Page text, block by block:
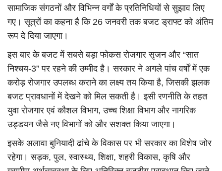
सामाजिक संगठनों और विभिन्न वर्गों के प्रतिनिधियों से सुझाव लिए
गए। सूत्रों का कहना है कि 26 जनवरी तक बजट ड्राफ्ट को अंतिम
रूप दे दिया जाएगा।
इस बार के बजट में सबसे बड़ा फोकस रोजगार सृजन और “सात
निश्चय-3” पर रहने की उम्मीद है। सरकार ने अगले पांच वर्षों में एक
करोड़ रोजगार उपलब्ध कराने का लक्ष्य तय किया है, जिसकी झलक
बजट प्रावधानों में देखने को मिल सकती है। इसी रणनीति के तहत
युवा रोजगार एवं कौशल विभाग, उच्च शिक्षा विभाग और नागरिक
उड्डयन जैसे नए विभागों को और सशक्त किया जाएगा।
इसके अलावा बुनियादी ढांचे के विकास पर भी सरकार का विशेष जोर
रहेगा। सड़क, पुल, स्वास्थ्य, शिक्षा, शहरी विकास, कृषि और